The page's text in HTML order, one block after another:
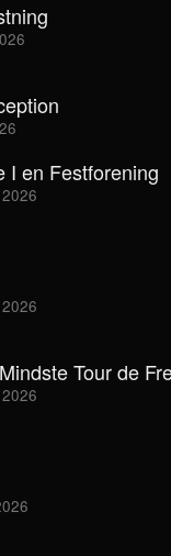
I en Festforening
Tour de